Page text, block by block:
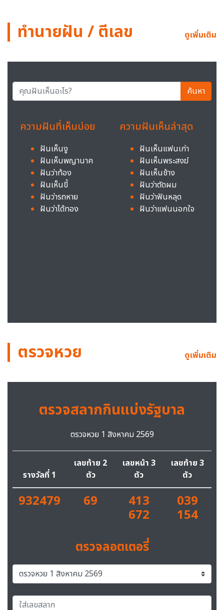
ทำนายฝัน / ตีเลข ดูเพิ่มเติม
ค้นหา
ความฝันที่เห็นบ่อย
ฝันเห็นงู
ฝันเห็นพญานาค
ฝันว่าท้อง
ฝันเห็นขี้
ฝันว่ารถหาย
ฝันว่าได้ทอง
ความฝันเห็นล่าสุด
ฝันเห็นแฟนเก่า
ฝันเห็นพระสงฆ์
ฝันเห็นช้าง
ฝันว่าตัดผม
ฝันว่าฟันหลุด
ฝันว่าแฟนนอกใจ
ตรวจหวย ดูเพิ่มเติม
ตรวจสลากกินแบ่งรัฐบาล
ตรวจหวย 1 สิงหาคม 2569
รางวัลที่ 1
เลขท้าย 2
ตัว
เลขหน้า 3
ตัว
เลขท้าย 3
ตัว
932479 69 413
672
039
154
ตรวจลอตเตอรี่